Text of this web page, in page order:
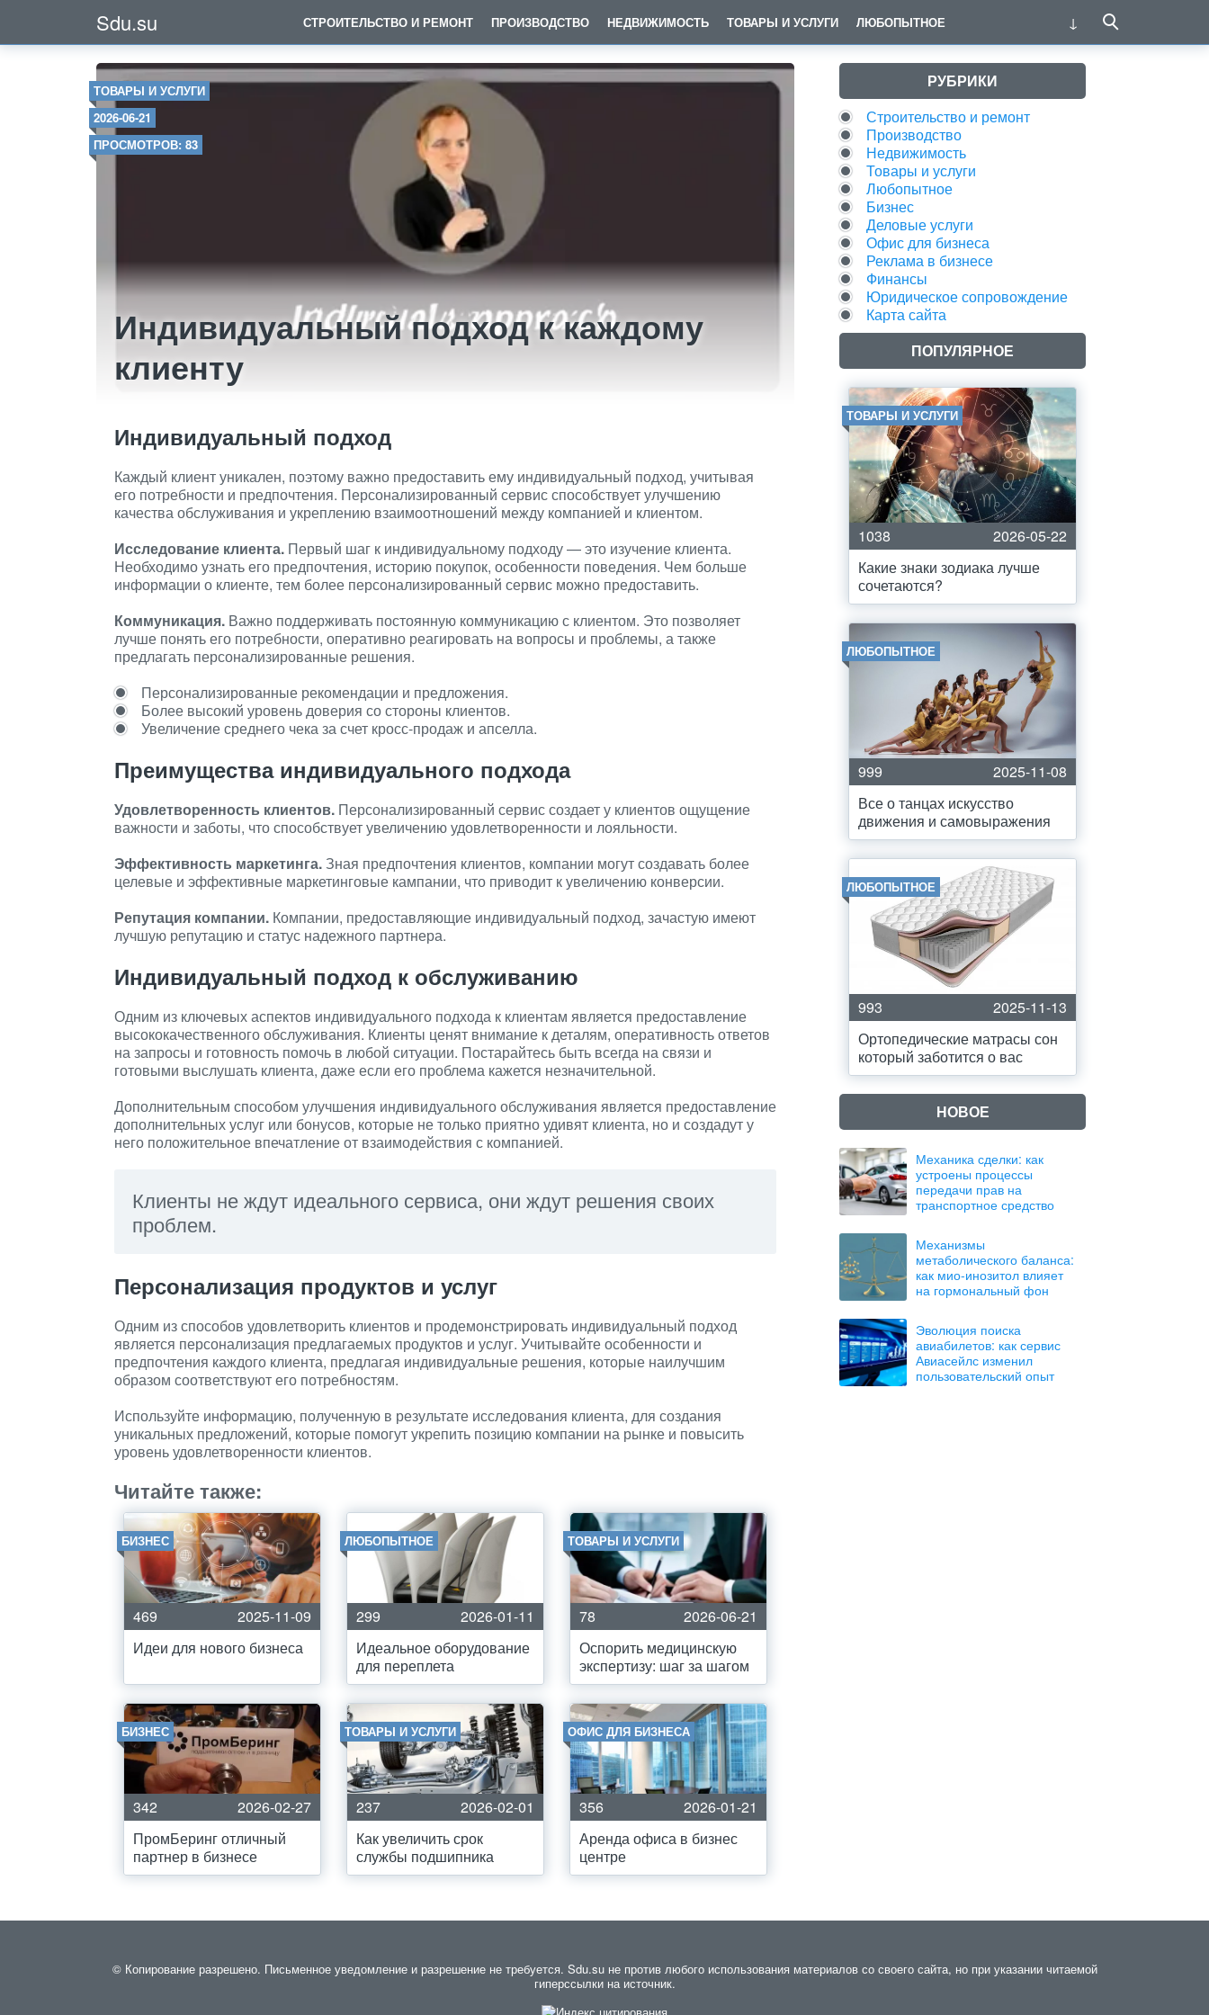
Sdu.su СТРОИТЕЛЬСТВО И РЕМОНТ ПРОИЗВОДСТВО НЕДВИЖИМОСТЬ ТОВАРЫ И УСЛУГИ ЛЮБОПЫТНОЕ
ТОВАРЫ И УСЛУГИ
2026-06-21
ПРОСМОТРОВ: 83
Индивидуальный подход к каждому
клиенту
Индивидуальный подход
Каждый клиент уникален, поэтому важно предоставить ему индивидуальный подход, учитывая
его потребности и предпочтения. Персонализированный сервис способствует улучшению
качества обслуживания и укреплению взаимоотношений между компанией и клиентом.
Исследование клиента. Первый шаг к индивидуальному подходу — это изучение клиента.
Необходимо узнать его предпочтения, историю покупок, особенности поведения. Чем больше
информации о клиенте, тем более персонализированный сервис можно предоставить.
Коммуникация. Важно поддерживать постоянную коммуникацию с клиентом. Это позволяет
лучше понять его потребности, оперативно реагировать на вопросы и проблемы, а также
предлагать персонализированные решения.
Персонализированные рекомендации и предложения.
Более высокий уровень доверия со стороны клиентов.
Увеличение среднего чека за счет кросс-продаж и апселла.
Преимущества индивидуального подхода
Удовлетворенность клиентов. Персонализированный сервис создает у клиентов ощущение
важности и заботы, что способствует увеличению удовлетворенности и лояльности.
Эффективность маркетинга.Зная предпочтения клиентов, компании могут создавать более
целевые и эффективные маркетинговые кампании, что приводит к увеличению конверсии.
Репутация компании. Компании, предоставляющие индивидуальный подход, зачастую имеют
лучшую репутацию и статус надежного партнера.
Индивидуальный подход к обслуживанию
Одним из ключевых аспектов индивидуального подхода к клиентам является предоставление
высококачественного обслуживания. Клиенты ценят внимание к деталям, оперативность ответов
на запросы и готовность помочь в любой ситуации. Постарайтесь быть всегда на связи и
готовыми выслушать клиента, даже если его проблема кажется незначительной.
Дополнительным способом улучшения индивидуального обслуживания является предоставление
дополнительных услуг или бонусов, которые не только приятно удивят клиента, но и создадут у
него положительное впечатление от взаимодействия с компанией.
Клиенты не ждут идеального сервиса, они ждут решения своих
проблем.
Персонализация продуктов и услуг
Одним из способов удовлетворить клиентов и продемонстрировать индивидуальный подход
является персонализация предлагаемых продуктов и услуг. Учитывайте особенности и
предпочтения каждого клиента, предлагая индивидуальные решения, которые наилучшим
образом соответствуют его потребностям.
Используйте информацию, полученную в результате исследования клиента, для создания
уникальных предложений, которые помогут укрепить позицию компании на рынке и повысить
уровень удовлетворенности клиентов.
Читайте также:
БИЗНЕС
469
2025-11-09
Идеи для нового бизнеса
ЛЮБОПЫТНОЕ
299
2026-01-11
Идеальное оборудование
для переплета
ТОВАРЫ И УСЛУГИ
78
2026-06-21
Оспорить медицинскую
экспертизу: шаг за шагом
БИЗНЕС
342
2026-02-27
ПромБеринг отличный
партнер в бизнесе
ТОВАРЫ И УСЛУГИ
237
2026-02-01
Как увеличить срок
службы подшипника
ОФИС ДЛЯ БИЗНЕСА
356
2026-01-21
Аренда офиса в бизнес
центре
РУБРИКИ
Строительство и ремонт
Производство
Недвижимость
Товары и услуги
Любопытное
Бизнес
Деловые услуги
Офис для бизнеса
Реклама в бизнесе
Финансы
Юридическое сопровождение
Карта сайта
ПОПУЛЯРНОЕ
ТОВАРЫ И УСЛУГИ
1038
2026-05-22
Какие знаки зодиака лучше
сочетаются?
ЛЮБОПЫТНОЕ
999
2025-11-08
Все о танцах искусство
движения и самовыражения
ЛЮБОПЫТНОЕ
993
2025-11-13
Ортопедические матрасы сон
который заботится о вас
НОВОЕ
Механика сделки: как
устроены процессы
передачи прав на
транспортное средство
Механизмы
метаболического баланса:
как мио-инозитол влияет
на гормональный фон
Эволюция поиска
авиабилетов: как сервис
Авиасейлс изменил
пользовательский опыт
© Копирование разрешено. Письменное уведомление и разрешение не требуется. Sdu.su не против любого использования материалов со своего сайта, но при указании читаемой
гиперссылки на источник.